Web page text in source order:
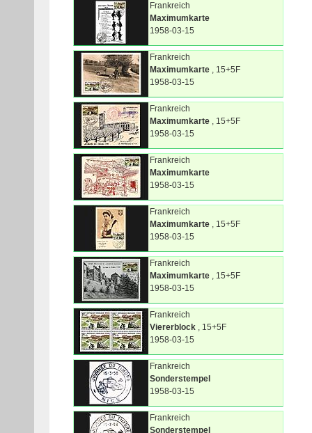
Frankreich
Maximumkarte
1958-03-15
Frankreich
Maximumkarte , 15+5F
1958-03-15
Frankreich
Maximumkarte , 15+5F
1958-03-15
Frankreich
Maximumkarte
1958-03-15
Frankreich
Maximumkarte , 15+5F
1958-03-15
Frankreich
Maximumkarte , 15+5F
1958-03-15
Frankreich
Viererblock , 15+5F
1958-03-15
Frankreich
Sonderstempel
1958-03-15
Frankreich
Sonderstempel